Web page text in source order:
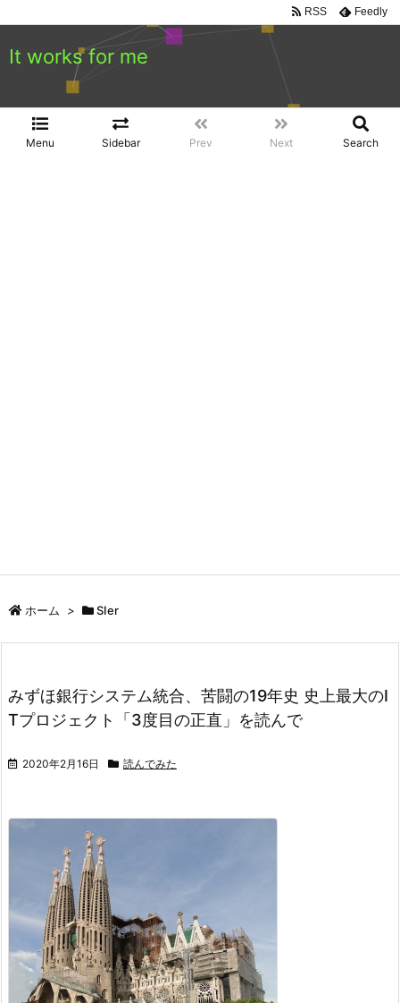
It works for me
Menu Sidebar Prev Next Search
RSS Feedly
ホーム > SIer
みずほ銀行システム統合、苦闘の19年史 史上最大のI
Tプロジェクト「3度目の正直」を読んで
2020年2月16日 読んでみた